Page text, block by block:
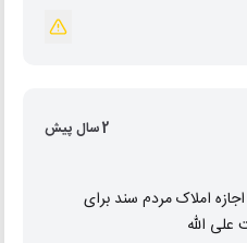
2 سال پیش
املاک مردم سند برای
علی الله